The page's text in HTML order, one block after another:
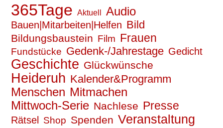
365Tage Aktuell Audio
Bauen|Mitarbeiten|Helfen Bild
Bildungsbaustein Film Frauen
Fundstücke Gedenk-/Jahrestage Gedicht
Geschichte Glückwünsche
Heideruh Kalender&Programm
Menschen Mitmachen
Mittwoch-Serie Nachlese Presse
Rätsel Shop Spenden Veranstaltung